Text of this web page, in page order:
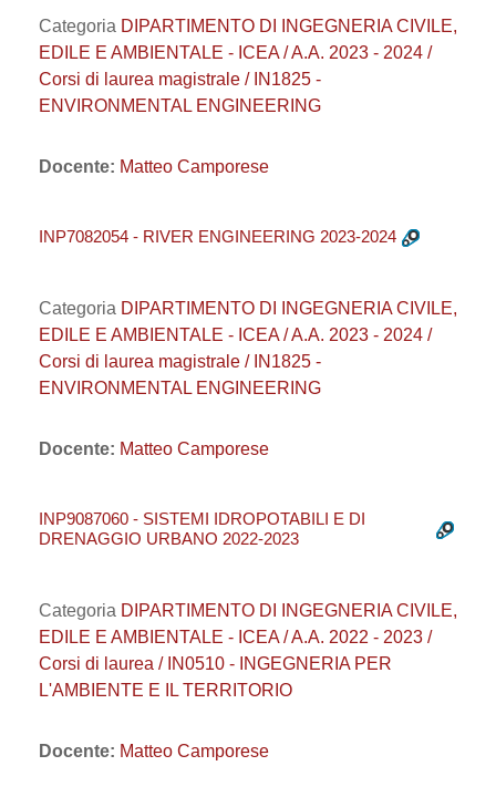
Categoria DIPARTIMENTO DI INGEGNERIA CIVILE,
EDILE E AMBIENTALE - ICEA / A.A. 2023 - 2024 /
Corsi di laurea magistrale / IN1825 -
ENVIRONMENTAL ENGINEERING
Docente: Matteo Camporese
INP7082054 - RIVER ENGINEERING 2023-2024
Categoria DIPARTIMENTO DI INGEGNERIA CIVILE,
EDILE E AMBIENTALE - ICEA / A.A. 2023 - 2024 /
Corsi di laurea magistrale / IN1825 -
ENVIRONMENTAL ENGINEERING
Docente: Matteo Camporese
INP9087060 - SISTEMI IDROPOTABILI E DI
DRENAGGIO URBANO 2022-2023
Categoria DIPARTIMENTO DI INGEGNERIA CIVILE,
EDILE E AMBIENTALE - ICEA / A.A. 2022 - 2023 /
Corsi di laurea / IN0510 - INGEGNERIA PER
L'AMBIENTE E IL TERRITORIO
Docente: Matteo Camporese